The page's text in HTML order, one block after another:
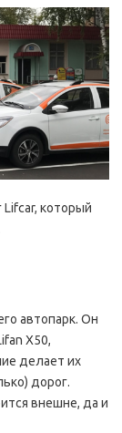
который
автопарк. Он
X50,
делает их
дорог.
внешне, да и